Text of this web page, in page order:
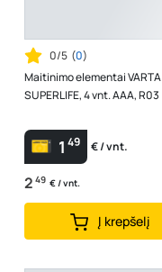
0/5 (0)
Maitinimo elementai VARTA
SUPERLIFE, 4 vnt. AAA, R03
1 49 € / vnt.
2 49 € / vnt.
Į krepšelį